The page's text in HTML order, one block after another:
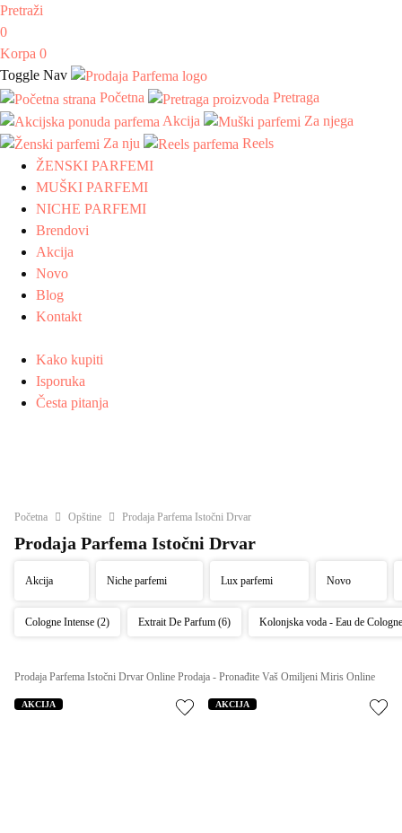
Pretraži
0
Korpa 0
Toggle Nav
Početna
Pretraga
Akcija
Za njega
Za nju
Reels
ŽENSKI PARFEMI
MUŠKI PARFEMI
NICHE PARFEMI
Brendovi
Akcija
Novo
Blog
Kontakt
Kako kupiti
Isporuka
Česta pitanja
Početna Opštine Prodaja Parfema Istočni Drvar
Prodaja Parfema Istočni Drvar
Akcija Niche parfemi Lux parfemi Novo
Cologne Intense (2) Extrait De Parfum (6) Kolonjska voda - Eau de
Prodaja Parfema Istočni Drvar Online Prodaja - Pronađite Vaš Omiljeni Miris Online
AKCIJA AKCIJA